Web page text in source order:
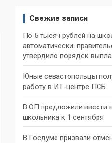
Свежие записи
По 5 тысяч рублей на
автоматически:
утвердило порядок
Юные севастопольцы
работу в ИТ-центре ПСБ
В ОП предложили ввести
школьника к 1 сентября
В Госдуме призвали